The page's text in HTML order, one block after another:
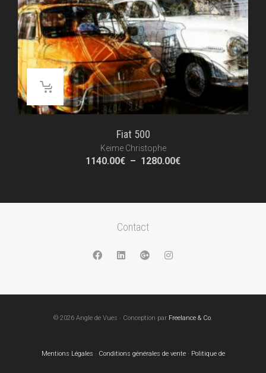
Fiat 500
Keime Christophe
1140.00€ – 1280.00€Plage
Contact
© 2026 Angle de Vues · Conception par Freelance & Co.
Mentions Légales · Conditions générales de vente· Politique de